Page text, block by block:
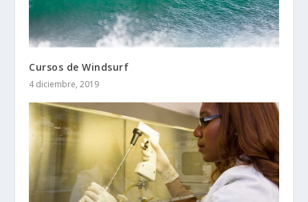
Cursos de Windsurf
4 diciembre, 2019